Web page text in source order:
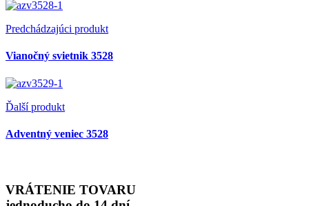
Predchádzajúci produkt
Vianočný svietnik 3528
Ďalší produkt
Adventný veniec 3528
VRÁTENIE TOVARU